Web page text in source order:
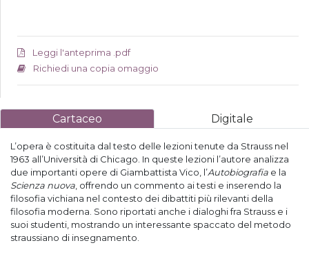
Leggi l'anteprima .pdf
Richiedi una copia omaggio
Cartaceo Digitale
L’opera è costituita dal testo delle lezioni tenute da Strauss nel
1963 all’Università di Chicago. In queste lezioni l’autore analizza
due importanti opere di Giambattista Vico, l’Autobiografia e la
Scienza nuova , offrendo un commento ai testi e inserendo la
filosofia vichiana nel contesto dei dibattiti più rilevanti della
filosofia moderna. Sono riportati anche i dialoghi fra Strauss e i
suoi studenti, mostrando un interessante spaccato del metodo
straussiano di insegnamento.